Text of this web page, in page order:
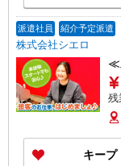
派遣社員 紹介予定派遣
株式会社シエロ
≪
残
+
万円支
ィブ支
有
キープ